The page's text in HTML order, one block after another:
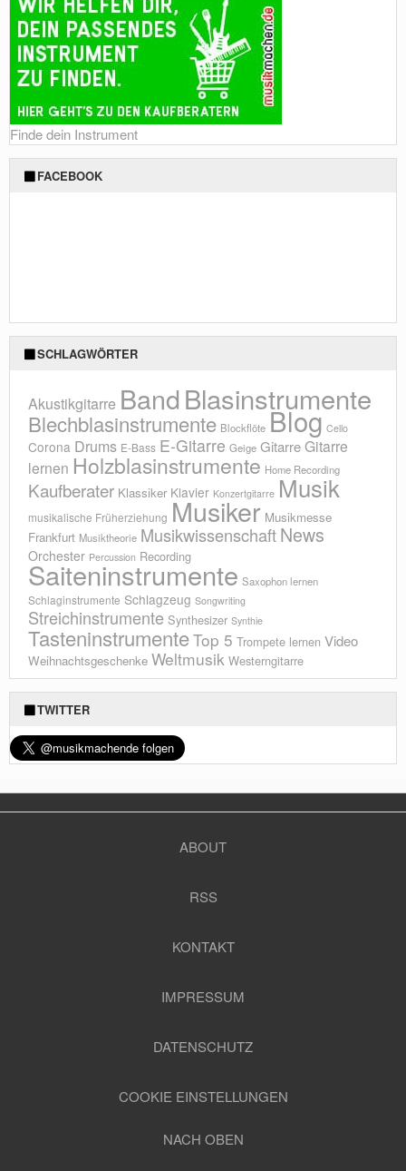
Finde dein Instrument
FACEBOOK
SCHLAGWÖRTER
Akustikgitarre BandBlasinstrumente
Blechblasinstrumente Blockflöte Blog Cello
Corona Drums E-Bass E-Gitarre Geige GitarreGitarre
lernen Holzblasinstrumente Home Recording
Kaufberater Klassiker Klavier Konzertgitarre Musik
musikalische Früherziehung Musiker Musikmesse
Frankfurt Musiktheorie MusikwissenschaftNews
Orchester Percussion Recording
Saiteninstrumente Saxophon lernen
Schlaginstrumente Schlagzeug Songwriting
Streichinstrumente Synthesizer Synthie
TasteninstrumenteTop 5 Trompete lernen Video
Weihnachtsgeschenke Weltmusik Westerngitarre
TWITTER
ABOUT
RSS
KONTAKT
IMPRESSUM
DATENSCHUTZ
COOKIE EINSTELLUNGEN
NACH OBEN